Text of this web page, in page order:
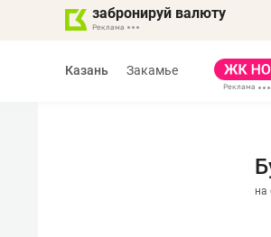
забронируй валюту
Казань Закамье
на